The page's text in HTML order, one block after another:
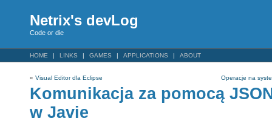
Netrix's devLog
Code or die
HOME LINKS GAMES APPLICATIONS ABOUT
« Visual Editor dla Eclipse Operacje na
Komunikacja za pomocą
w Javie